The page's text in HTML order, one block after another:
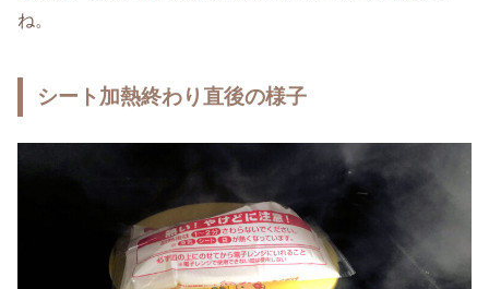
ね。
シート加熱終わり直後の様子